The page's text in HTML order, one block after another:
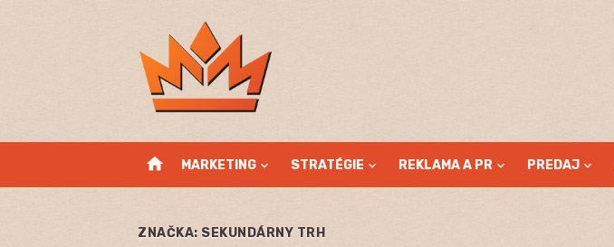
home MARKETING STRATÉGIE REKLAMA A PR PREDAJ
ZNAČKA: SEKUNDÁRNY TRH